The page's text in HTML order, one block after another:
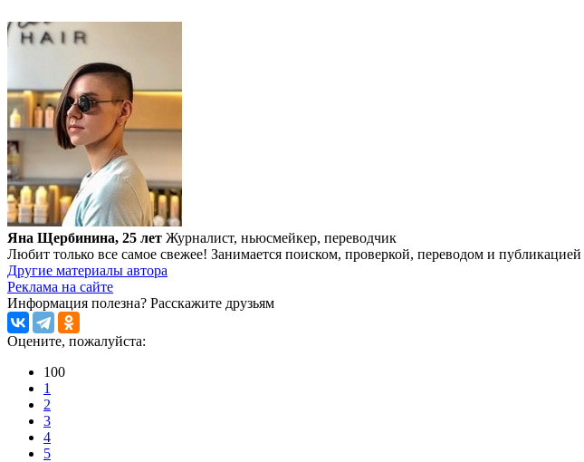
Яна Щербинина, 25 лет Журналист, ньюсмейкер, переводчик
Любит только все самое свежее! Занимается поиском, проверкой, переводом и
Другие материалы автора
Реклама на сайте
Информация полезна? Расскажите друзьям
Оцените, пожалуйста:
100
1
2
3
4
5